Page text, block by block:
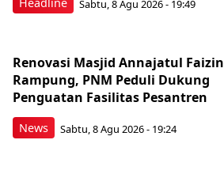
Sabtu, 8 Agu 2026 - 19:49
News
Renovasi Masjid Annajatul Faizin
Rampung, PNM Peduli Dukung
Penguatan Fasilitas Pesantren
Sabtu, 8 Agu 2026 - 19:24